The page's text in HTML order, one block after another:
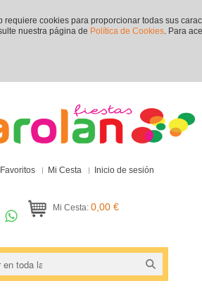
requiere cookies para proporcionar todas sus
nuestra página de Política de Cookies. Para
Mi Cesta Inicio de sesión
Mi Cesta: 0,00 €